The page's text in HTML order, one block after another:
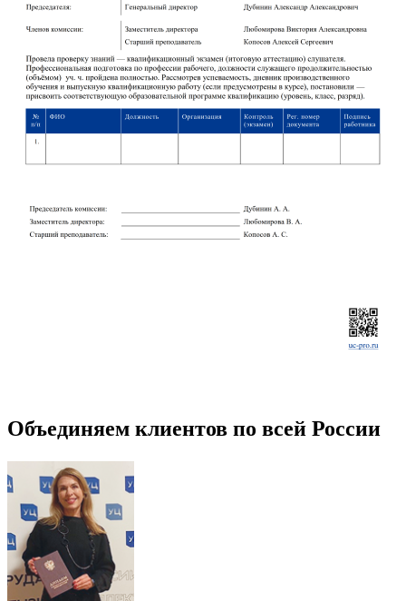
Объединяем клиентов по всей России